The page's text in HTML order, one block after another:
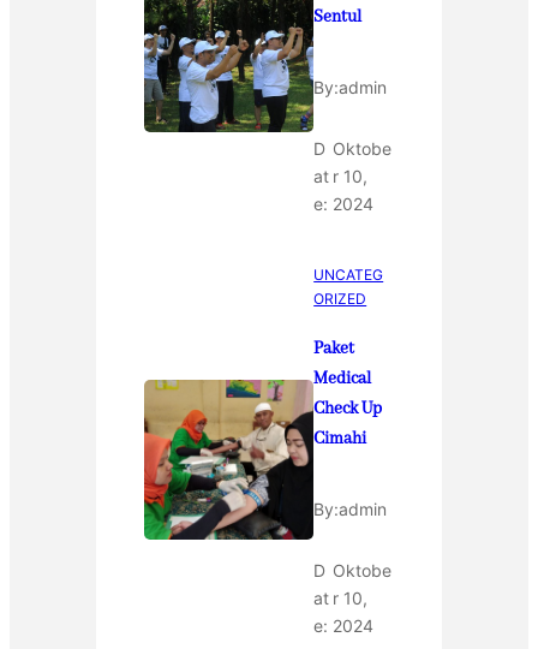
Sentul
By:admin
D
at
e:
Oktobe
r 10,
2024
UNCATEG
ORIZED
Paket
Medical
Check Up
Cimahi
By:admin
D
at
e:
Oktobe
r 10,
2024